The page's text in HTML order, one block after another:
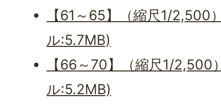
【61～65】（縮尺1/2,500
ル:5.7MB)
【66～70】（縮尺1/2,500
ル:5.2MB)